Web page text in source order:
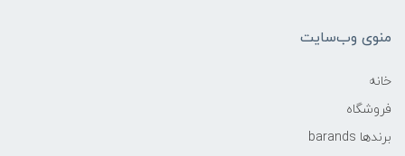
منوی وب‌سایت
خانه
فروشگاه
برندها barands